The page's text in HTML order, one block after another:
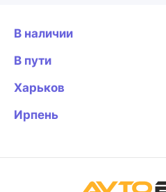
В наличии
В пути
Харьков
Ирпень